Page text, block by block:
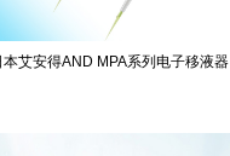
本艾安得AND MPA系列电子移液器